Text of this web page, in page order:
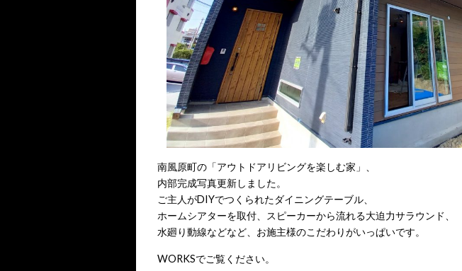
南風原町の「アウトドアリビングを楽しむ家」、
内部完成写真更新しました。
ご主人がDIYでつくられたダイニングテーブル、
ホームシアターを取付、スピーカーから流れる大迫力サラウンド、
水廻り動線などなど、お施主様のこだわりがいっぱいです。
WORKSでご覧ください。